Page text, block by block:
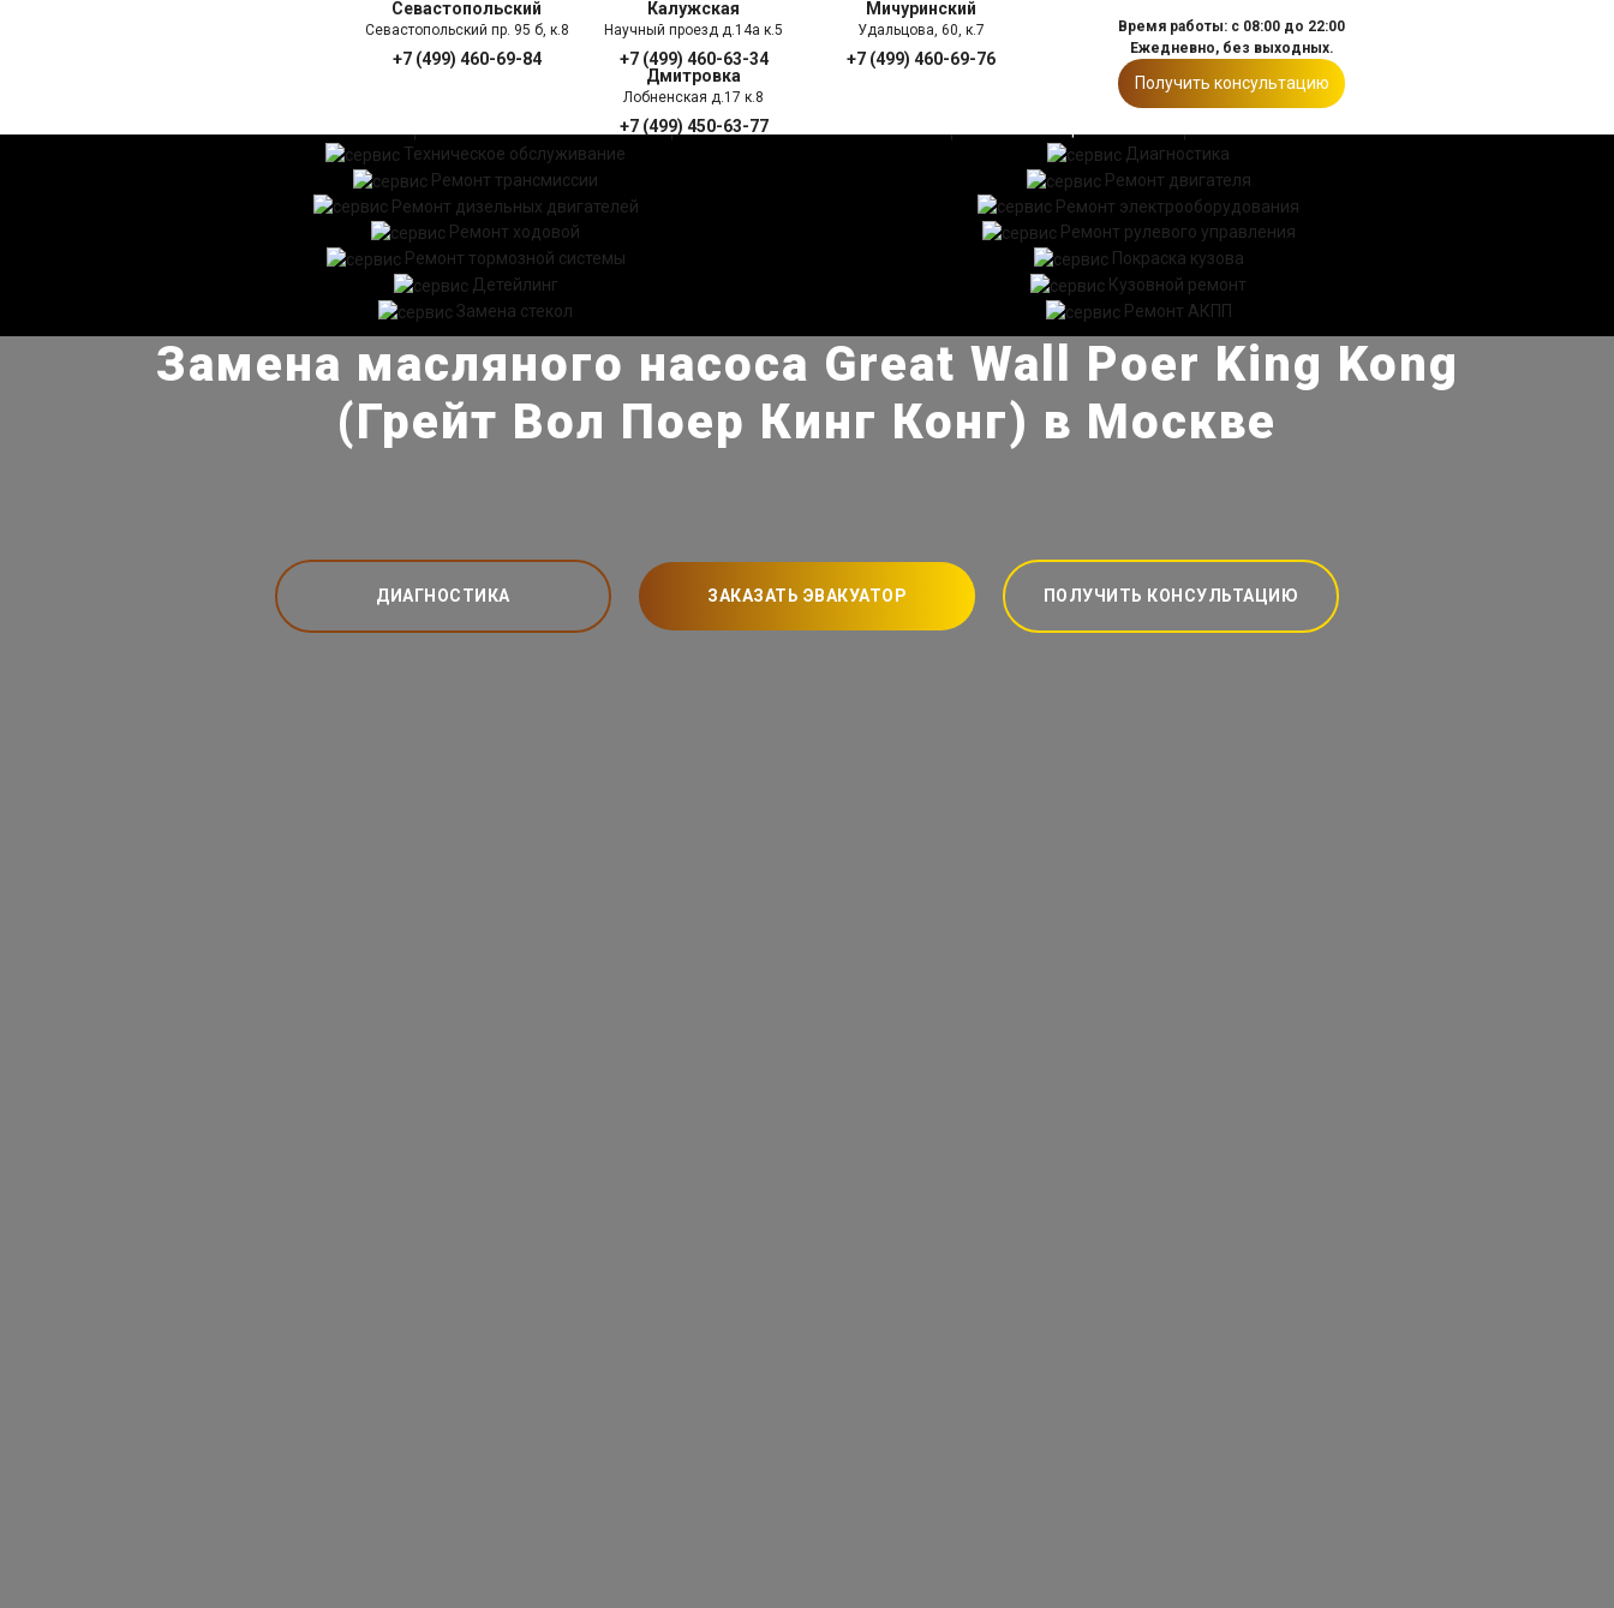
Севастопольский
Севастопольский пр. 95 б, к.8
+7 (499) 460-69-84
Калужская
Научный проезд д.14а к.5
+7 (499) 460-63-34
Мичуринский
Удальцова, 60, к.7
+7 (499) 460-69-76
Дмитровка
Лобненская д.17 к.8
+7 (499) 450-63-77
Время работы: с 08:00 до 22:00
Ежедневно, без выходных.
Получить консультацию
ПРАЙС ЛИСТ
Техническое обслуживание
Диагностика
Ремонт трансмиссии
Ремонт двигателя
Ремонт дизельных двигателей
Ремонт электрооборудования
Ремонт ходовой
Ремонт рулевого управления
Ремонт тормозной системы
Покраска кузова
Детейлинг
Кузовной ремонт
Замена стекол
Ремонт АКПП
Замена масляного насоса Great Wall Poer King Kong
(Грейт Вол Поер Кинг Конг) в Москве
ДИАГНОСТИКА ЗАКАЗАТЬ ЭВАКУАТОР ПОЛУЧИТЬ КОНСУЛЬТАЦИЮ